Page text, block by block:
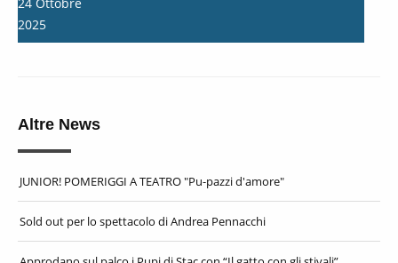
2025
Altre News
JUNIOR! POMERIGGI A TEATRO "Pu-pazzi d'amore"
Sold out per lo spettacolo di Andrea Pennacchi